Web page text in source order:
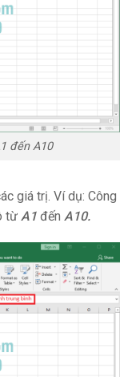
đến A10
giá trị. Ví dụ: Công
từ A1 đến A10.